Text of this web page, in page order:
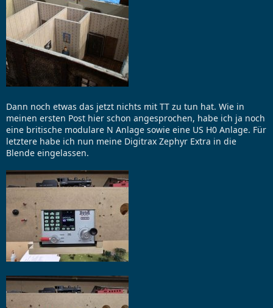
Dann noch etwas das jetzt nichts mit TT zu tun hat. Wie in
meinen ersten Post hier schon angesprochen, habe ich ja noch
eine britische modulare N Anlage sowie eine US H0 Anlage. Für
letztere habe ich nun meine Digitrax Zephyr Extra in die
Blende eingelassen.